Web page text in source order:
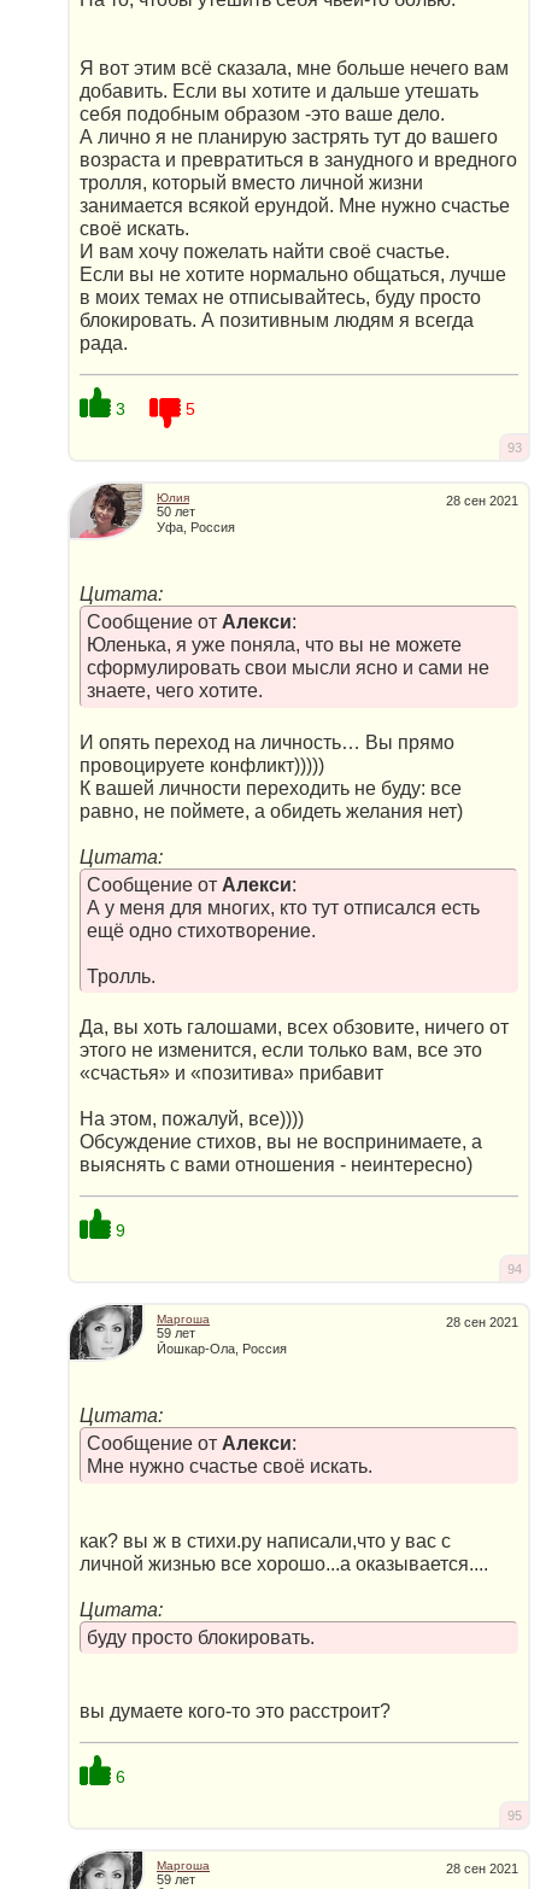
Я вот этим всё сказала, мне больше нечего вам
добавить. Если вы хотите и дальше утешать
себя подобным образом -это ваше дело.
А лично я не планирую застрять тут до вашего
возраста и превратиться в занудного и вредного
тролля, который вместо личной жизни
занимается всякой ерундой. Мне нужно счастье
своё искать.
И вам хочу пожелать найти своё счастье.
Если вы не хотите нормально общаться, лучше
в моих темах не отписывайтесь, буду просто
блокировать. А позитивным людям я всегда
рада.
3 5
93
28 сен 2021
Юлия
50 лет
Уфа, Россия
Цитата:
Сообщение от Алекси:
Юленька, я уже поняла, что вы не можете
сформулировать свои мысли ясно и сами не
знаете, чего хотите.
И опять переход на личность… Вы прямо
провоцируете конфликт)))))
К вашей личности переходить не буду: все
равно, не поймете, а обидеть желания нет)
Цитата:
Сообщение от Алекси:
А у меня для многих, кто тут отписался есть
ещё одно стихотворение.
Тролль.
Да, вы хоть галошами, всех обзовите, ничего от
этого не изменится, если только вам, все это
«счастья» и «позитива» прибавит
На этом, пожалуй, все))))
Обсуждение стихов, вы не воспринимаете, а
выяснять с вами отношения - неинтересно)
9
94
28 сен 2021
Маргоша
59 лет
Йошкар-Ола, Россия
Цитата:
Сообщение от Алекси:
Мне нужно счастье своё искать.
как? вы ж в стихи.ру написали,что у вас с
личной жизнью все хорошо...а оказывается....
Цитата:
буду просто блокировать.
вы думаете кого-то это расстроит?
6
95
28 сен 2021
Маргоша
59 лет